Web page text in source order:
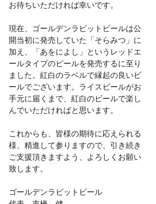
お待ちいただければ幸いです。
現在、ゴールデンラビットビールは公
開当初に発売していた「そらみつ」に
加え、「あをによし」というレッドエ
ールタイプのビールを発売するに至り
ました。紅白のラベルで縁起の良いビ
ールでございます。ライスビールがお
手元に届くまで、紅白のビールで楽し
んでいただければと思います。
これからも、皆様の期待に応えられる
様、精進して参りますので、引き続き
ご支援頂きますよう、よろしくお願い
致します。
ゴールデンラビットビール